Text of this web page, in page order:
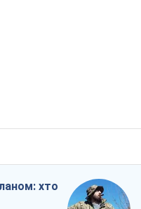
хто